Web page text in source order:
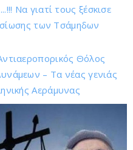
Να γιατί τους ξέσκισε
των Τσάμηδων
Θόλος
– Τα νέας γενιάς
Αεράμυνας